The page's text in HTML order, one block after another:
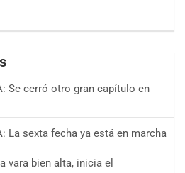
Se cerró otro gran capítulo en
La sexta fecha ya está en marcha
vara bien alta, inicia el